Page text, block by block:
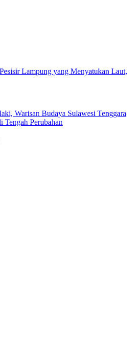
Lampung yang Menyatukan Laut,
Warisan Budaya Sulawesi Tenggara
Tengah Perubahan